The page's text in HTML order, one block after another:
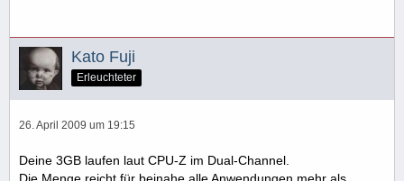
Kato Fuji
Erleuchteter
26. April 2009 um 19:15
Deine 3GB laufen laut CPU-Z im Dual-Channel.